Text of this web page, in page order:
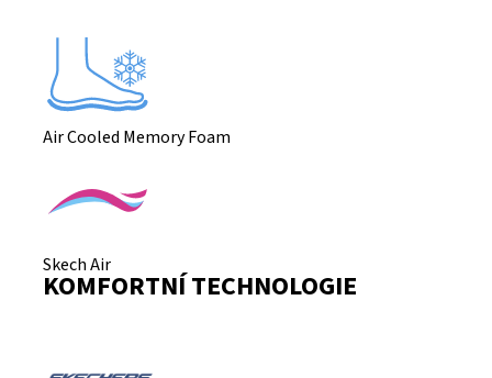
Air Cooled Memory Foam
Skech Air
KOMFORTNÍ TECHNOLOGIE